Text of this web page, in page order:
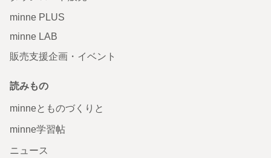
minne PLUS
minne LAB
販売支援企画・イベント
読みもの
minneとものづくりと
minne学習帖
ニュース